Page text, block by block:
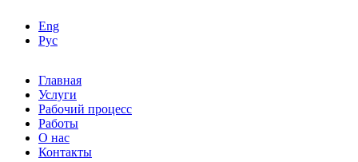
Eng
Рус
Главная
Услуги
Рабочий процесс
Работы
О нас
Контакты